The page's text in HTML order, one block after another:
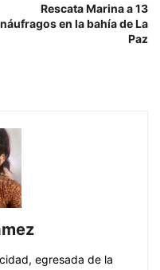
Rescata Marina a 13
náufragos en la bahía de La
Paz
egresada de la